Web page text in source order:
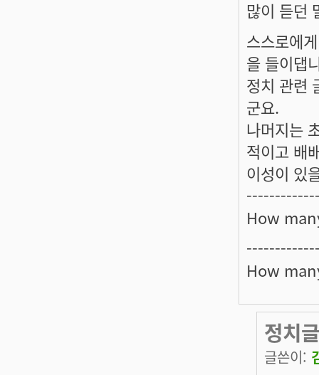
많이 듣던
스스로에
을 들이댑
정치 관련
군요.
나머지는
적이고 배
이성이 있
How
How
정치
글쓴이: